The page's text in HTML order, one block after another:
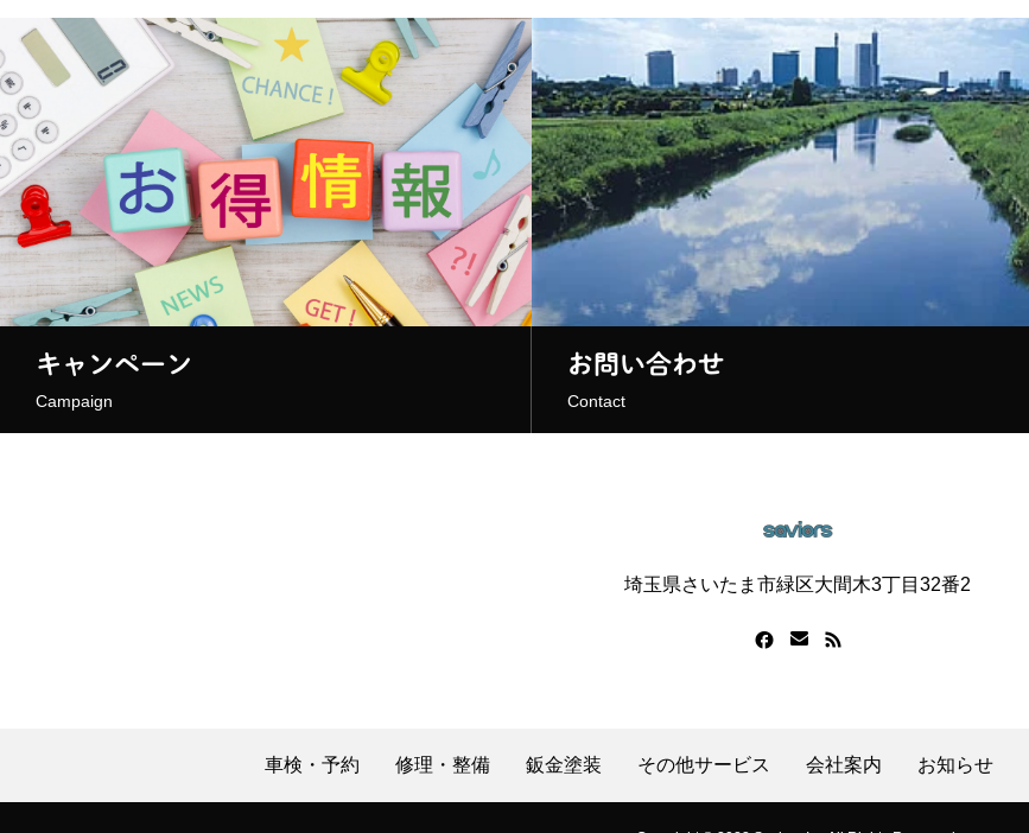
キャンペーン
Campaign
お問い合わせ
Contact
埼玉県さいたま市緑区大間木3丁目32番2
車検・予約 修理・整備 鈑金塗装 その他サービス 会社案内 お知らせ